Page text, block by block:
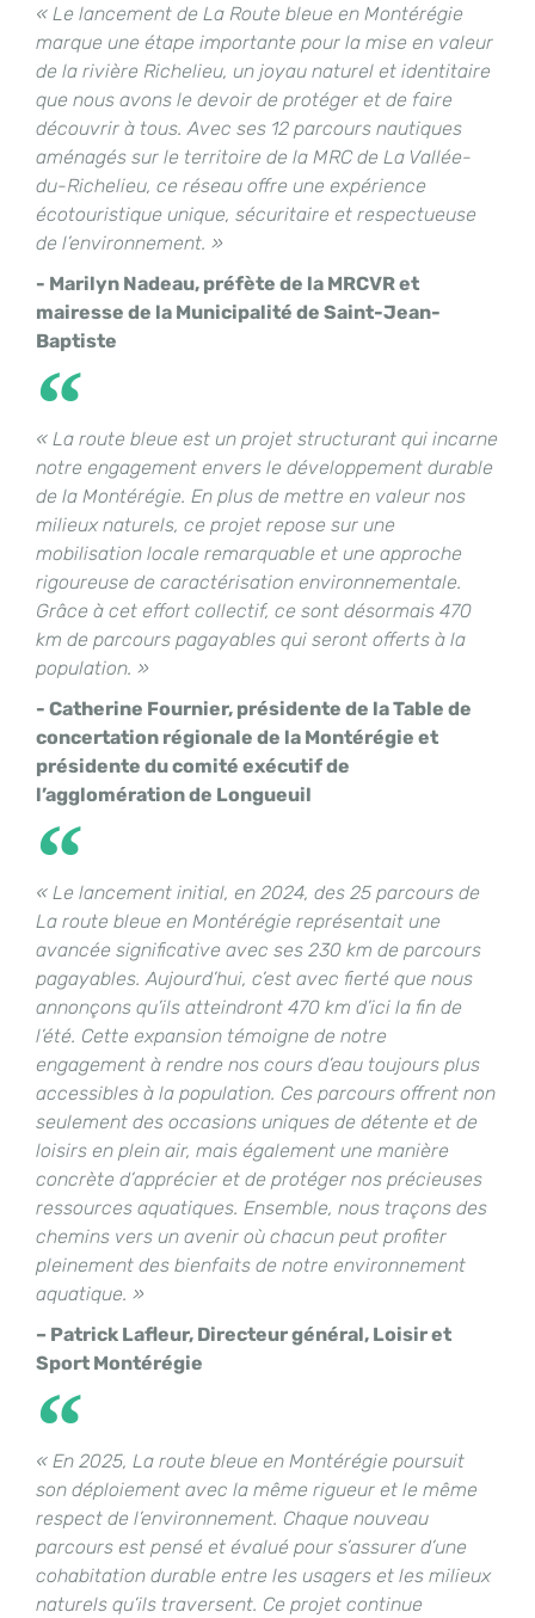
« Le lancement de La Route bleue en Montérégie
marque une étape importante pour la mise en valeur
de la rivière Richelieu, un joyau naturel et identitaire
que nous avons le devoir de protéger et de faire
découvrir à tous. Avec ses 12 parcours nautiques
aménagés sur le territoire de la MRC de La Vallée-
du-Richelieu, ce réseau offre une expérience
écotouristique unique, sécuritaire et respectueuse
de l’environnement. »
- Marilyn Nadeau, préfète de la MRCVR et
mairesse de la Municipalité de Saint-Jean-
Baptiste
« La route bleue est un projet structurant qui incarne
notre engagement envers le développement durable
de la Montérégie. En plus de mettre en valeur nos
milieux naturels, ce projet repose sur une
mobilisation locale remarquable et une approche
rigoureuse de caractérisation environnementale.
Grâce à cet effort collectif, ce sont désormais 470
km de parcours pagayables qui seront offerts à la
population. »
- Catherine Fournier, présidente de la Table de
concertation régionale de la Montérégie et
présidente du comité exécutif de
l’agglomération de Longueuil
« Le lancement initial, en 2024, des 25 parcours de
La route bleue en Montérégie représentait une
avancée significative avec ses 230 km de parcours
pagayables. Aujourd’hui, c’est avec fierté que nous
annonçons qu’ils atteindront 470 km d’ici la fin de
l’été. Cette expansion témoigne de notre
engagement à rendre nos cours d’eau toujours plus
accessibles à la population. Ces parcours offrent non
seulement des occasions uniques de détente et de
loisirs en plein air, mais également une manière
concrète d’apprécier et de protéger nos précieuses
ressources aquatiques. Ensemble, nous traçons des
chemins vers un avenir où chacun peut profiter
pleinement des bienfaits de notre environnement
aquatique. »
– Patrick Lafleur, Directeur général, Loisir et
Sport Montérégie
« En 2025, La route bleue en Montérégie poursuit
son déploiement avec la même rigueur et le même
respect de l’environnement. Chaque nouveau
parcours est pensé et évalué pour s’assurer d’une
cohabitation durable entre les usagers et les milieux
naturels qu’ils traversent. Ce projet continue